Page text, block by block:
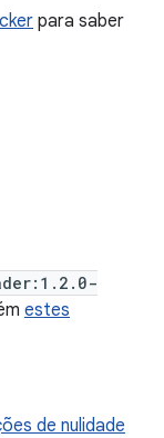
para saber
estes
de nulidade